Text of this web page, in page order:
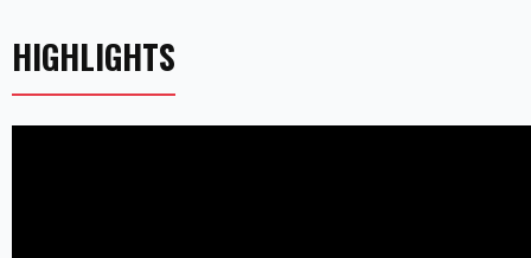
HIGHLIGHTS